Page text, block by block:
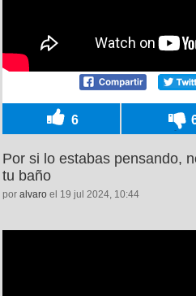
6
Por si lo estabas pensando,
tu baño
por alvaro el 19 jul 2024, 10:44